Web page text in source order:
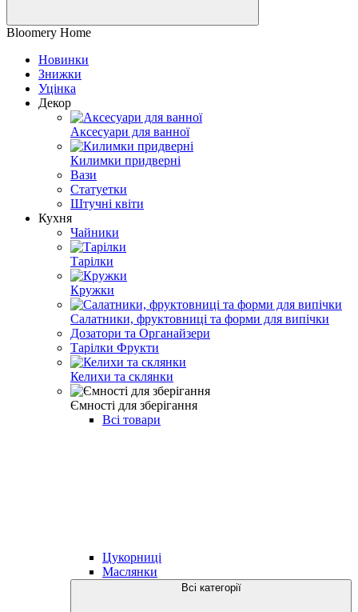
Bloomery Home
Новинки
Знижки
Уцінка
Декор
Аксесуари для ванної
Килимки придверні
Вази
Статуетки
Штучні квіти
Кухня
Чайники
Тарілки
Кружки
Салатники, фруктовниці та форми для випічки
Дозатори та Органайзери
Тарілки Фрукти
Келихи та склянки
Ємності для зберігання
Всі товари
Цукорниці
Маслянки
Всі категорії